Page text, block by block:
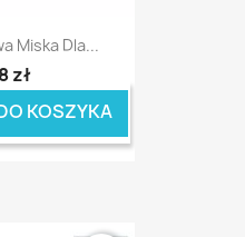
Miska Dla...
zł
KOSZYKA